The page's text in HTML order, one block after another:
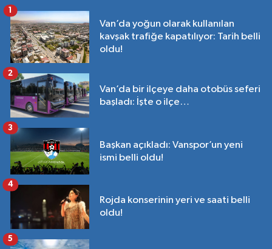
Van’da yoğun olarak kullanılan
kavşak trafiğe kapatılıyor: Tarih belli
oldu!
1
Van’da bir ilçeye daha otobüs seferi
başladı: İşte o ilçe…
2
Başkan açıkladı: Vanspor’un yeni
ismi belli oldu!
3
Rojda konserinin yeri ve saati belli
oldu!
4
5